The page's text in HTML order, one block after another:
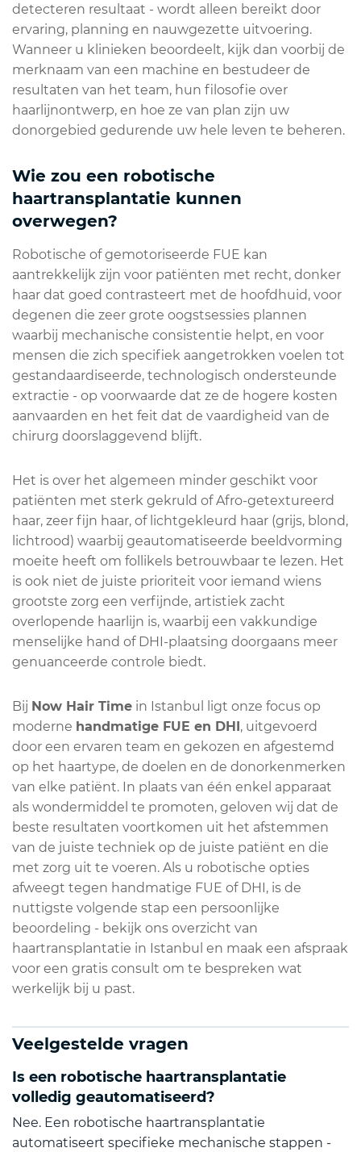
detecteren resultaat - wordt alleen bereikt door
ervaring, planning en nauwgezette uitvoering.
Wanneer u klinieken beoordeelt, kijk dan voorbij de
merknaam van een machine en bestudeer de
resultaten van het team, hun filosofie over
haarlijnontwerp, en hoe ze van plan zijn uw
donorgebied gedurende uw hele leven te beheren.
Wie zou een robotische
haartransplantatie kunnen
overwegen?
Robotische of gemotoriseerde FUE kan
aantrekkelijk zijn voor patiënten met recht, donker
haar dat goed contrasteert met de hoofdhuid, voor
degenen die zeer grote oogstsessies plannen
waarbij mechanische consistentie helpt, en voor
mensen die zich specifiek aangetrokken voelen tot
gestandaardiseerde, technologisch ondersteunde
extractie - op voorwaarde dat ze de hogere kosten
aanvaarden en het feit dat de vaardigheid van de
chirurg doorslaggevend blijft.
Het is over het algemeen minder geschikt voor
patiënten met sterk gekruld of Afro-getextureerd
haar, zeer fijn haar, of lichtgekleurd haar (grijs, blond,
lichtrood) waarbij geautomatiseerde beeldvorming
moeite heeft om follikels betrouwbaar te lezen. Het
is ook niet de juiste prioriteit voor iemand wiens
grootste zorg een verfijnde, artistiek zacht
overlopende haarlijn is, waarbij een vakkundige
menselijke hand of DHI-plaatsing doorgaans meer
genuanceerde controle biedt.
Bij Now Hair Time in Istanbul ligt onze focus op
moderne handmatige FUE en DHI, uitgevoerd
door een ervaren team en gekozen en afgestemd
op het haartype, de doelen en de donorkenmerken
van elke patiënt. In plaats van één enkel apparaat
als wondermiddel te promoten, geloven wij dat de
beste resultaten voortkomen uit het afstemmen
van de juiste techniek op de juiste patiënt en die
met zorg uit te voeren. Als u robotische opties
afweegt tegen handmatige FUE of DHI, is de
nuttigste volgende stap een persoonlijke
beoordeling - bekijk ons overzicht van
haartransplantatie in Istanbul en maak een afspraak
voor een gratis consult om te bespreken wat
werkelijk bij u past.
Veelgestelde vragen
Is een robotische haartransplantatie
volledig geautomatiseerd?
Nee. Een robotische haartransplantatie
automatiseert specifieke mechanische stappen -